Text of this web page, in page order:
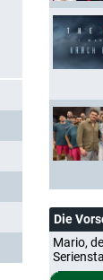
Die
Mario,